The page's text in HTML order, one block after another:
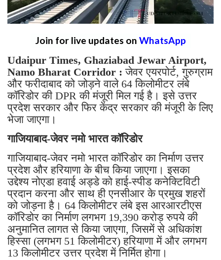
Join for live updates on WhatsApp
Udaipur Times, Ghaziabad Jewar Airport,
Namo Bharat Corridor : जेवर एयरपोर्ट, गुरुग्राम
और फरीदाबाद को जोड़ने वाले 64 किलोमीटर लंबे
कॉरिडोर की DPR की मंजूरी मिल गई है। इसे उत्तर
प्रदेश सरकार और फिर केंद्र सरकार की मंजूरी के लिए
भेजा जाएगा।
गाजियाबाद-जेवर नमो भारत कॉरिडोर
गाजियाबाद-जेवर नमो भारत कॉरिडोर का निर्माण उत्तर
प्रदेश और हरियाणा के बीच किया जाएगा। इसका
उद्देश्य नोएडा हवाई अड्डे को हाई-स्पीड कनेक्टिविटी
प्रदान करना और साथ ही एनसीआर के प्रमुख शहरों
को जोड़ना है। 64 किलोमीटर लंबे इस आरआरटीएस
कॉरिडोर का निर्माण लगभग 19,390 करोड़ रुपये की
अनुमानित लागत से किया जाएगा, जिसमें से अधिकांश
हिस्सा (लगभग 51 किलोमीटर) हरियाणा में और लगभग
13 किलोमीटर उत्तर प्रदेश में निर्मित होगा।